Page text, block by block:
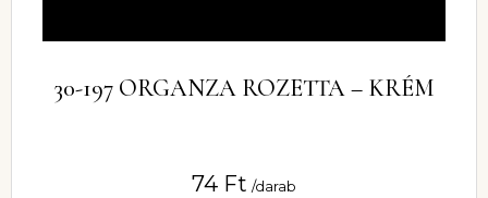
30-197 ORGANZA ROZETTA – KRÉM
74 Ft /darab